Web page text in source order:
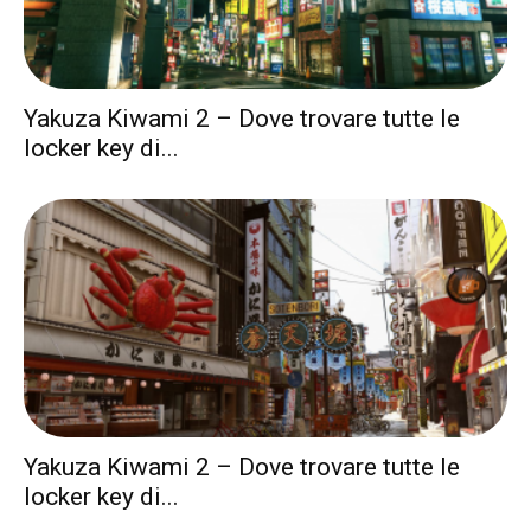
Yakuza Kiwami 2 – Dove trovare tutte le
locker key di...
Yakuza Kiwami 2 – Dove trovare tutte le
locker key di...